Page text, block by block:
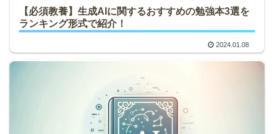
【必須教養】生成AIに関するおすすめの勉強本3選を
ランキング形式で紹介！
2024.01.08